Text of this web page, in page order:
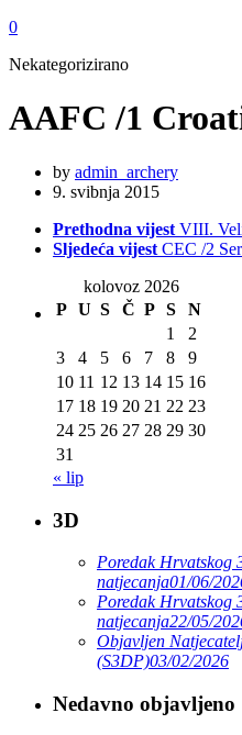
0
Nekategorizirano
AAFC /1
by admin_archery
9. svibnja 2015
Prethodna vijest VIII.
Sljedeća vijest CEC /2
kolovoz 2026
P U S Č P S
N
1
2
3
4 5 6 7 8
9
10 11 12 13 14 15 16
17 18 19 20 21 22 23
24 25 26 27 28 29 30
31
« lip
3D
Poredak Hrvatskog
natjecanja01/06/
Poredak Hrvatskog
natjecanja22/05/
Objavljen
(S3DP)03/02/2026
Nedavno objavljeno